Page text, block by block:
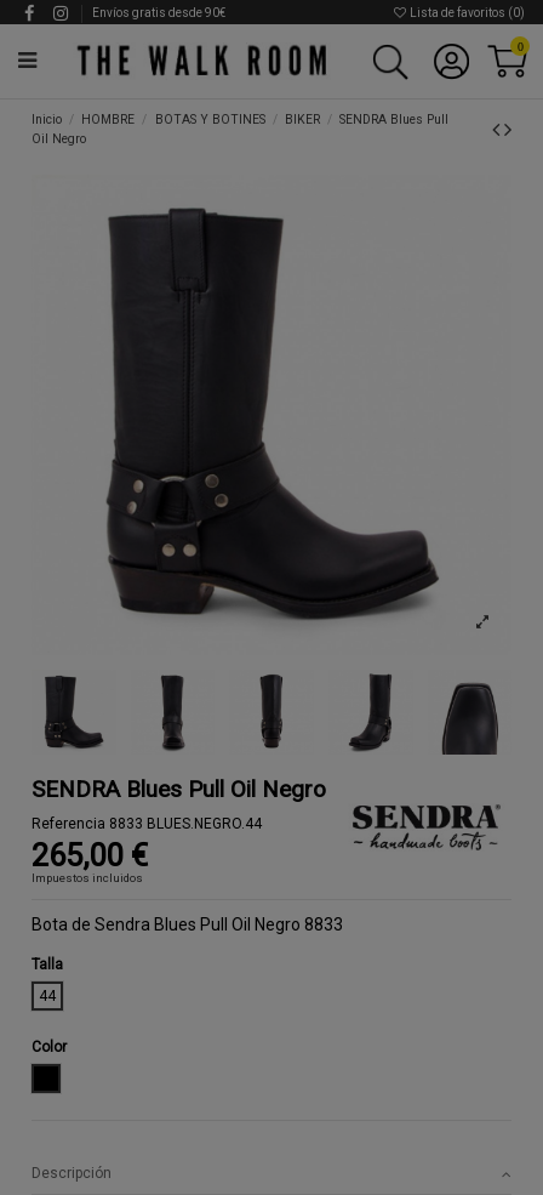
Envíos gratis desde 90€ Lista de favoritos (0)
0
Inicio HOMBRE BOTAS Y BOTINES BIKER
SENDRA Blues Pull
Oil Negro
SENDRA Blues Pull Oil Negro
Referencia 8833 BLUES.NEGRO.44
265,00 €
Impuestos incluidos
Bota de Sendra Blues Pull Oil Negro 8833
Talla
44
Color
Descripción